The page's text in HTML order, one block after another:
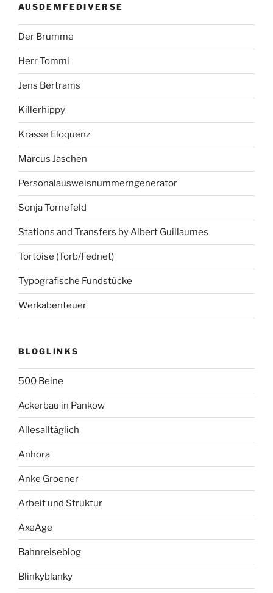
AUSDEMFEDIVERSE
Der Brumme
Herr Tommi
Jens Bertrams
Killerhippy
Krasse Eloquenz
Marcus Jaschen
Personalausweisnummerngenerator
Sonja Tornefeld
Stations and Transfers by Albert Guillaumes
Tortoise (Torb/Fednet)
Typografische Fundstücke
Werkabenteuer
BLOGLINKS
500 Beine
Ackerbau in Pankow
Allesalltäglich
Anhora
Anke Groener
Arbeit und Struktur
AxeAge
Bahnreiseblog
Blinkyblanky